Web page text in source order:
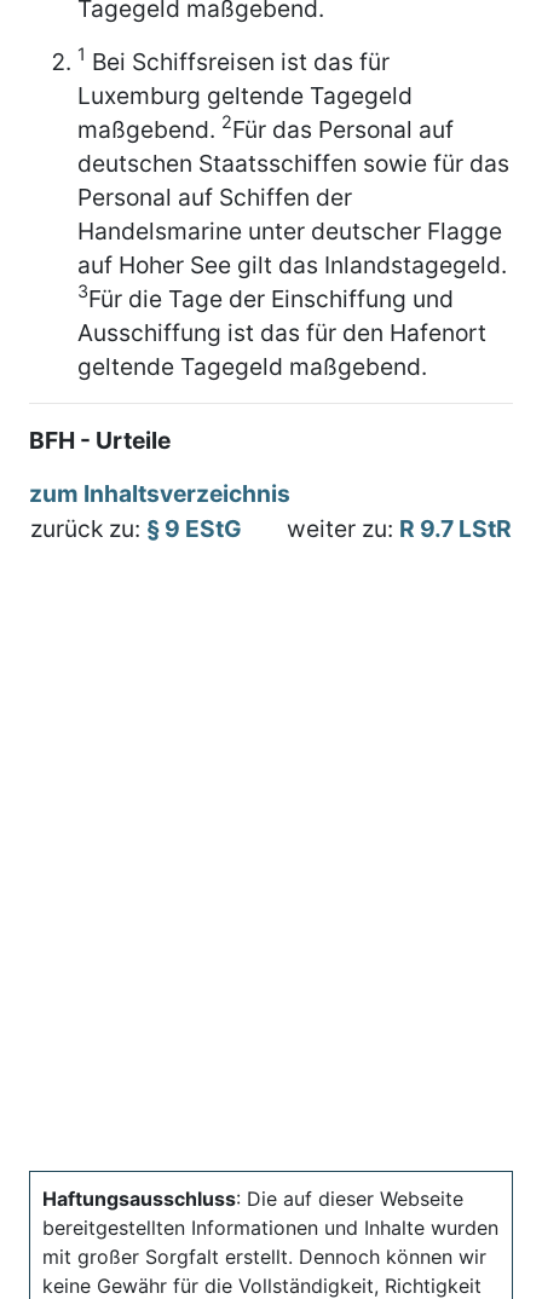
Tagegeld maßgebend.
1 Bei Schiffsreisen ist das für
Luxemburg geltende Tagegeld
maßgebend. 2Für das Personal auf
deutschen Staatsschiffen sowie für das
Personal auf Schiffen der
Handelsmarine unter deutscher Flagge
auf Hoher See gilt das Inlandstagegeld.
3Für die Tage der Einschiffung und
Ausschiffung ist das für den Hafenort
geltende Tagegeld maßgebend.
BFH - Urteile
zum Inhaltsverzeichnis
zurück zu: § 9 EStG weiter zu: R 9.7 LStR
Haftungsausschluss: Die auf dieser Webseite
bereitgestellten Informationen und Inhalte wurden
mit großer Sorgfalt erstellt. Dennoch können wir
keine Gewähr für die Vollständigkeit, Richtigkeit